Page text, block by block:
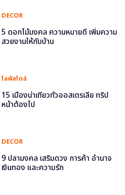
DECOR
5 ดอกไม้มงคล ความหมายดี เพิ่มความ
สวยงามให้กับบ้าน
ไลฟ์สไตล์
15 เมืองน่าเที่ยวทั่วออสเตรเลีย ทริป
หน้าต้องไป
DECOR
9 ปลามงคล เสริมดวง การค้า อำนาจ
เงินทอง และความรัก